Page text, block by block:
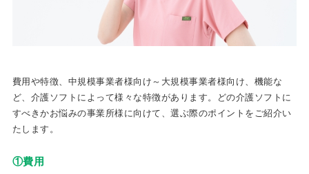
費用や特徴、中規模事業者様向け～大規模事業者様向け、機能な
ど、介護ソフトによって様々な特徴があります。どの介護ソフトに
すべきかお悩みの事業所様に向けて、選ぶ際のポイントをご紹介い
たします。
①費用